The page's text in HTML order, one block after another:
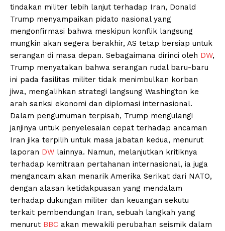
tindakan militer lebih lanjut terhadap Iran, Donald
Trump menyampaikan pidato nasional yang
mengonfirmasi bahwa meskipun konflik langsung
mungkin akan segera berakhir, AS tetap bersiap untuk
serangan di masa depan. Sebagaimana dirinci oleh DW,
Trump menyatakan bahwa serangan rudal baru-baru
ini pada fasilitas militer tidak menimbulkan korban
jiwa, mengalihkan strategi langsung Washington ke
arah sanksi ekonomi dan diplomasi internasional.
Dalam pengumuman terpisah, Trump mengulangi
janjinya untuk penyelesaian cepat terhadap ancaman
Iran jika terpilih untuk masa jabatan kedua, menurut
laporan DW lainnya. Namun, melanjutkan kritiknya
terhadap kemitraan pertahanan internasional, ia juga
mengancam akan menarik Amerika Serikat dari NATO,
dengan alasan ketidakpuasan yang mendalam
terhadap dukungan militer dan keuangan sekutu
terkait pembendungan Iran, sebuah langkah yang
menurut BBC akan mewakili perubahan seismik dalam